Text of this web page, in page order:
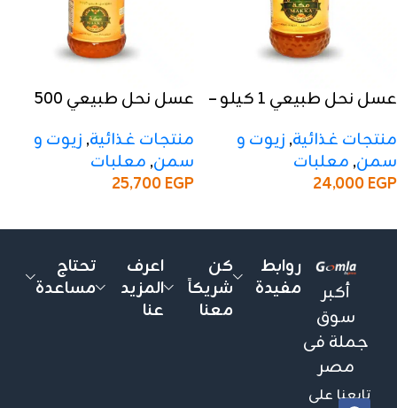
عسل نحل طبيعي 1 كيلو –
منتجات غذائية, زيوت و
سمن, معلبات
24,000EGP
عسل نحل طبيعي 500
منتجات غذائية, زيوت و
سمن, معلبات
25,700EGP
أكبر
سوق
جملة فى
مصر
تابعنا على
روابط
مفيدة
كن
شريكاً
معنا
اعرف
المزيد
عنا
تحتاج
مساعدة